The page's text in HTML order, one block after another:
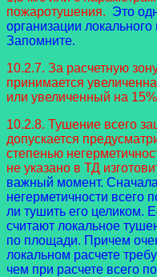
пожаротушения. Это
организации
Запомните.
10.2.7. За расчетную
принимается
или увеличенный на
10.2.8. Тушение всего
допускается
степенью
не указано в ТД
важный момент.
негерметичности
ли тушить его целиком.
считают локальное
по площади. Причем
локальном расчете
чем при расчете всего